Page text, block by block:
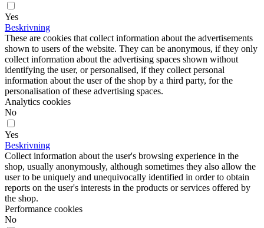
Yes
Beskrivning
These are cookies that collect information about the advertisements
shown to users of the website. They can be anonymous, if they only
collect information about the advertising spaces shown without
identifying the user, or personalised, if they collect personal
information about the user of the shop by a third party, for the
personalisation of these advertising spaces.
Analytics cookies
No
Yes
Beskrivning
Collect information about the user's browsing experience in the
shop, usually anonymously, although sometimes they also allow the
user to be uniquely and unequivocally identified in order to obtain
reports on the user's interests in the products or services offered by
the shop.
Performance cookies
No